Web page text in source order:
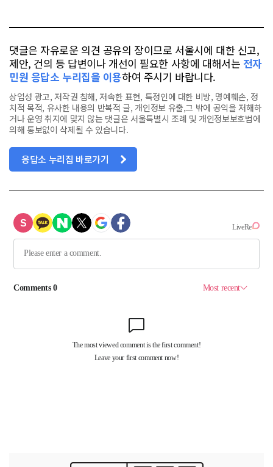
댓글은 자유로운 의견 공유의 장이므로 서울시에 대한 신고,
제안, 건의 등 답변이나 개선이 필요한 사항에 대해서는 전자
민원 응답소 누리집을 이용하여 주시기 바랍니다.
상업성 광고, 저작권 침해, 저속한 표현, 특정인에 대한 비방, 명예훼손, 정
치적 목적, 유사한 내용의 반복적 글, 개인정보 유출,그 밖에 공익을 저해하
거나 운영 취지에 맞지 않는 댓글은 서울특별시 조례 및 개인정보보호법에
의해 통보없이 삭제될 수 있습니다.
응답소 누리집 바로가기